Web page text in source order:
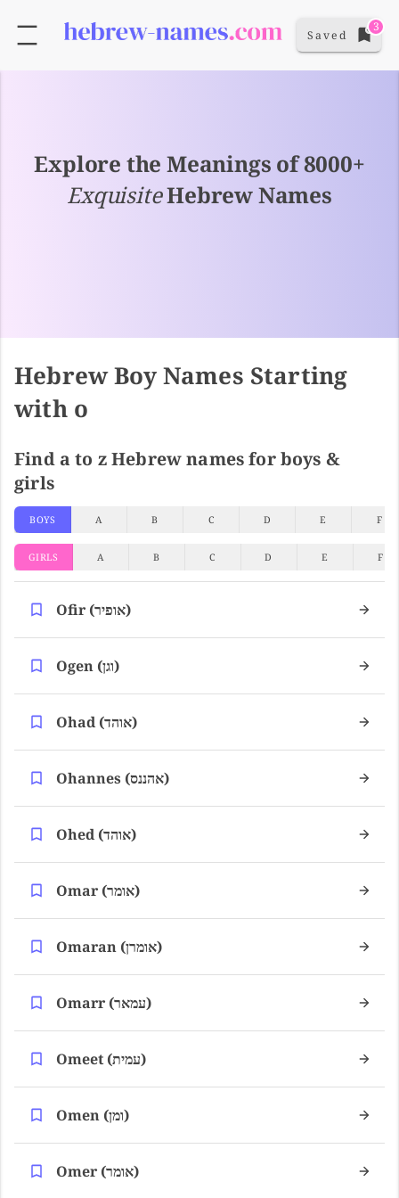
Saved
3
Explore the Meanings of 8000+
ExquisiteHebrew Names
Hebrew Boy Names Starting
with o
Find a to z Hebrew names for boys &
girls
BOYS A B C D E F
GIRLS A B C D E F
Ofir (אופיר)
Ogen (וגן)
Ohad (אוהד)
Ohannes (אהננס)
Ohed (אוהד)
Omar (אומר)
Omaran (אומרן)
Omarr (עמאר)
Omeet (עמית)
Omen (ומן)
Omer (אומר)